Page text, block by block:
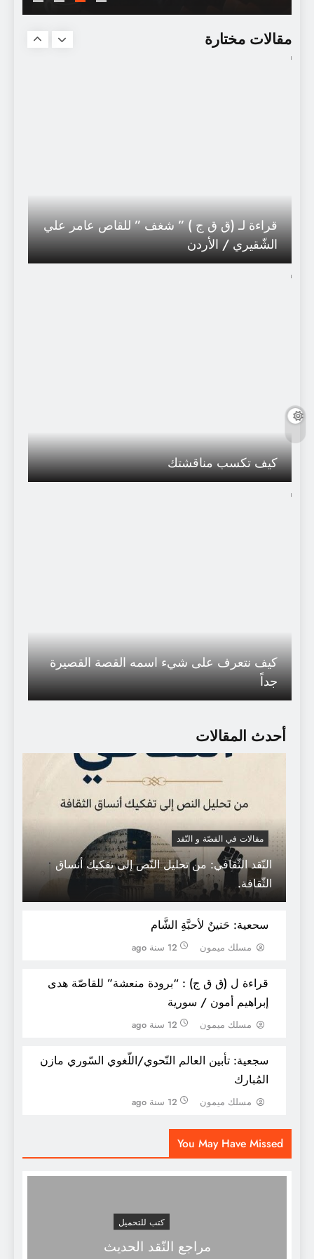
أحدث المقالات
مقالات في القصّة و النّقد
النّقد الثّقافي: من تحليل النّص إلى تفكيك أنساق
الثّقافة.
سحعية: حَنينٌ لأحبَّةِ الشَّام
مسلك ميمون 12 سنة ago
قراءة ل (ق ق ج) : “برودة منعشة” للقاصّة هدى
إبراهيم أمون / سورية
مسلك ميمون 12 سنة ago
سجعية: تأبين العالم النّحوي/اللّغوي السّوري مازن
المُبارك
مسلك ميمون 12 سنة ago
مقالات مختارة
قراءة لـ (ق ق ج ) ” شغف ” للقاص عامر علي
الشّقيري / الأردن
كيف تكسب مناقشتك
كيف نتعرف على شيء اسمه القصة القصيرة
جداً
مؤلفات د عبد الله العروي
صور عن فلسطين القديمة لاتريد إسرائيل أن
You May Have Missed
كتب للتحميل
مراجع النّقد الحديث